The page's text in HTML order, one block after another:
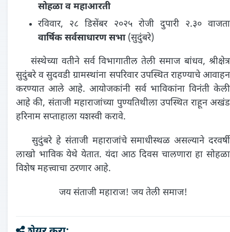
सोहळा व महाआरती
रविवार, २८ डिसेंबर २०२५ रोजी दुपारी २.३० वाजता
वार्षिक सर्वसाधारण सभा(सुदुंबरे)
संस्थेच्या वतीने सर्व विभागातील तेली समाज बांधव, श्रीक्षेत्र
सुदुंबरे व सुदवडी ग्रामस्थांना सपरिवार उपस्थित राहण्याचे आवाहन
करण्यात आले आहे. आयोजकांनी सर्व भाविकांना विनंती केली
आहे की, संताजी महाराजांच्या पुण्यतिथीला उपस्थित राहून अखंड
हरिनाम सप्ताहाला यशस्वी करावे.
सुदुंबरे हे संताजी महाराजांचे समाधीस्थळ असल्याने दरवर्षी
लाखो भाविक येथे येतात. यंदा आठ दिवस चालणारा हा सोहळा
विशेष महत्त्वाचा ठरणार आहे.
जय संताजी महाराज! जय तेली समाज!